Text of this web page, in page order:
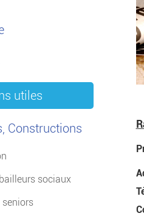
utiles
Constructions
sociaux
seniors